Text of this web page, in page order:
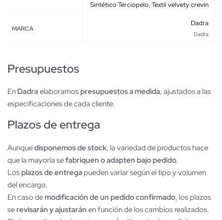
Sintético Terciopelo,Textil velvety crevin
MARCA
Dadra
Dadra
Presupuestos
En Dadraelaboramos presupuestos a medida, ajustados a las
especificaciones de cada cliente.
Plazos de entrega
Aunquedisponemos de stock, la variedad de productos hace
que la mayoría sefabriquen o adapten bajo pedido.
Los plazos de entrega pueden variar según el tipo y volumen
del encargo.
En caso de modificación de un pedido confirmado, los plazos
se revisarán y ajustarán en función de los cambios realizados.